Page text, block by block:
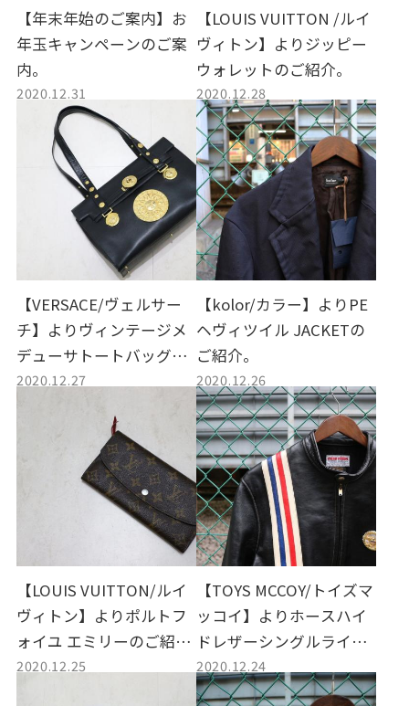
【年末年始のご案内】お
年玉キャンペーンのご案
内。
2020.12.31
【LOUIS VUITTON /ルイ
ヴィトン】よりジッピー
ウォレットのご紹介。
2020.12.28
【VERSACE/ヴェルサー
チ】よりヴィンテージメ
デューサトートバッグの
ご紹介。
2020.12.27
【kolor/カラー】よりPE
ヘヴィツイル JACKETの
ご紹介。
2020.12.26
【LOUIS VUITTON/ルイ
ヴィトン】よりポルトフ
ォイユ エミリーのご紹
介。
2020.12.25
【TOYS MCCOY/トイズマ
ッコイ】よりホースハイ
ドレザーシングルライダ
ースジャケットのご紹
介。
2020.12.24